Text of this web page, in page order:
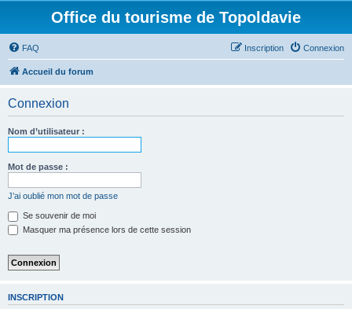
Office du tourisme de Topoldavie
FAQ Connexion
Inscription
Accueil du forum
Connexion
Nom d’utilisateur :
Mot de passe :
J’ai oublié mon mot de passe
Se souvenir de moi
Masquer ma présence lors de cette session
INSCRIPTION